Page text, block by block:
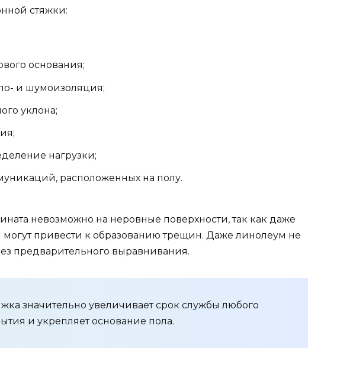
стяжки:
основания;
и шумоизоляция;
уклона;
нагрузки;
расположенных на полу.
невозможно на неровные поверхности, так как даже
привести к образованию трещин. Даже линолеум не
предварительного выравнивания.
значительно увеличивает срок службы любого
и укрепляет основание пола.